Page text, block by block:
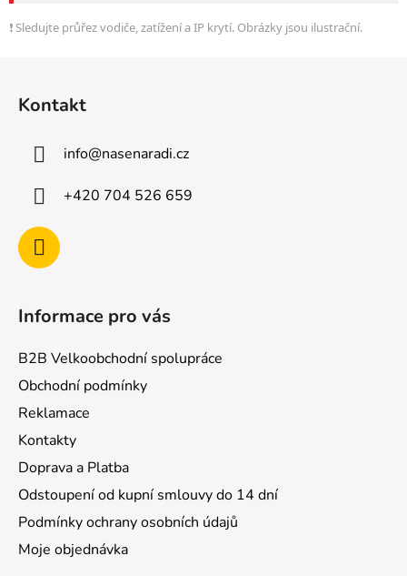
❗ Sledujte průřez vodiče, zatížení a IP krytí. Obrázky jsou ilustrační.
Kontakt
info@nasenaradi.cz
+420 704 526 659
Informace pro vás
B2B Velkoobchodní spolupráce
Obchodní podmínky
Reklamace
Kontakty
Doprava a Platba
Odstoupení od kupní smlouvy do 14 dní
Podmínky ochrany osobních údajů
Moje objednávka